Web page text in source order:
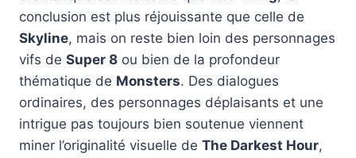
conclusion est plus réjouissante que celle de
Skyline, mais on reste bien loin des personnages
vifs de Super 8 ou bien de la profondeur
thématique de Monsters. Des dialogues
ordinaires, des personnages déplaisants et une
intrigue pas toujours bien soutenue viennent
miner l’originalité visuelle de The Darkest Hour,